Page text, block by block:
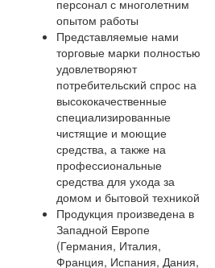
персонал с многолетним
опытом работы
Представляемые нами
торговые марки полностью
удовлетворяют
потребительский спрос на
высококачественные
специализированные
чистящие и моющие
средства, а также на
профессиональные
средства для ухода за
домом и бытовой техникой
Продукция произведена в
Западной Европе
(Германия, Италия,
Франция, Испания, Дания,